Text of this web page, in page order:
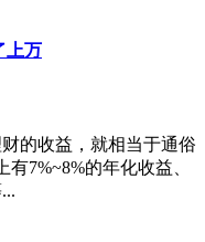
上万
的收益，就相当于通俗
7%~8%的年化收益、